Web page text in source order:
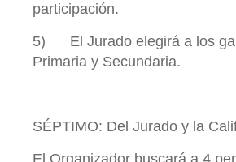
participación.
5) El Jurado elegirá a los
Primaria y Secundaria.
SÉPTIMO: Del Jurado y la
El Organizador buscará a 4